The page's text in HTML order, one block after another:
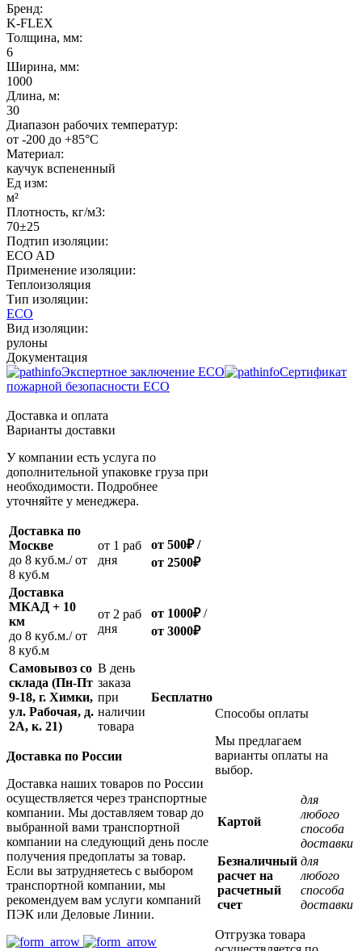
Бренд:
K-FLEX
Толщина, мм:
6
Ширина, мм:
1000
Длина, м:
30
Диапазон рабочих температур:
от -200 до +85°C
Материал:
каучук вспененный
Ед изм:
м²
Плотность, кг/м3:
70±25
Подтип изоляции:
ECO AD
Применение изоляции:
Теплоизоляция
Тип изоляции:
ECO
Вид изоляции:
рулоны
Документация
Экспертное заключение ECO
Сертификат
пожарной безопасности ECO
Доставка и оплата
Варианты доставки
У компании есть услуга по
дополнительной упаковке груза при
необходимости. Подробнее
уточняйте у менеджера.
Доставка по
Москве
до 8 куб.м./ от
8 куб.м
oт 1 раб
дня
от 500₽/
от 2500₽
Доставка
МКАД + 10
км
до 8 куб.м./ от
8 куб.м
oт 2 раб
дня
от 1000₽/
от 3000₽
Самовывоз со
склада (Пн-Пт
9-18, г. Химки,
ул. Рабочая, д.
2А, к. 21)
В день
заказа
при
наличии
товара
Бесплатно
Доставка по России
Доставка наших товаров по России
осуществляется через транспортные
компании. Мы доставляем товар до
выбранной вами транспортной
компании на следующий день после
получения предоплаты за товар.
Если вы затрудняетесь с выбором
транспортной компании, мы
рекомендуем вам услуги компаний
ПЭК или Деловые Линии.
Способы оплаты
Мы предлагаем
варианты оплаты на
выбор.
Картой
для
любого
способа
доставки
Безналичный
расчет на
расчетный
счет
для
любого
способа
доставки
Отгрузка товара